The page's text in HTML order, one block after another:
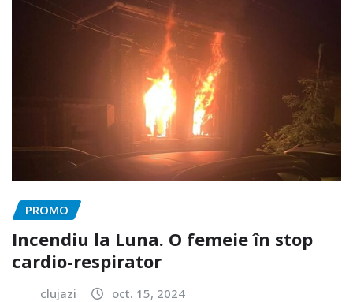
PROMO
Incendiu la Luna. O femeie în stop
cardio-respirator
clujazi oct. 15, 2024